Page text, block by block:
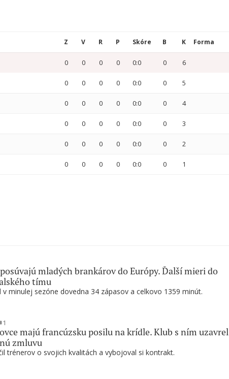
Z V R P Skóre B K Forma
0 0 0 0 0:0 0 6
0 0 0 0 0:0 0 5
0 0 0 0 0:0 0 4
0 0 0 0 0:0 0 3
0 0 0 0 0:0 0 2
0 0 0 0 0:0 0 1
v minulej sezóne dovedna 34 zápasov a celkovo 1359 minút.
mladých brankárov do Európy. Ďalší mieri do
tímu
trénerov o svojich kvalitách a vybojoval si kontrakt.
majú francúzsku posilu na krídle. Klub s ním uzavrel
zmluvu
1